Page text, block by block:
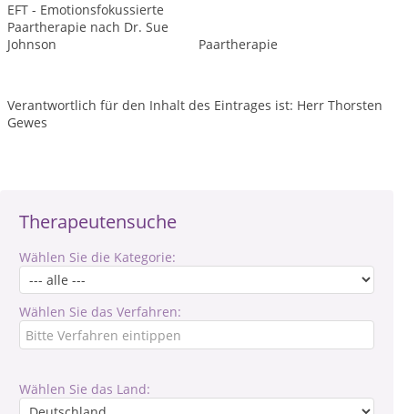
Therapeutensuche
Wählen Sie die Kategorie:
Wählen Sie das Verfahren:
Wählen Sie das Land:
EFT - Emotionsfokussierte
Paartherapie nach Dr. Sue
Johnson
Paartherapie
Verantwortlich für den Inhalt des Eintrages ist: Herr Thorsten
Gewes